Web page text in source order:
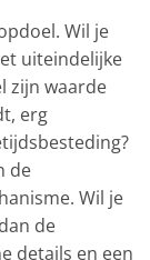
Wil je
uiteindelijke
zijn waarde
erg
de
Wil je
de
details en een